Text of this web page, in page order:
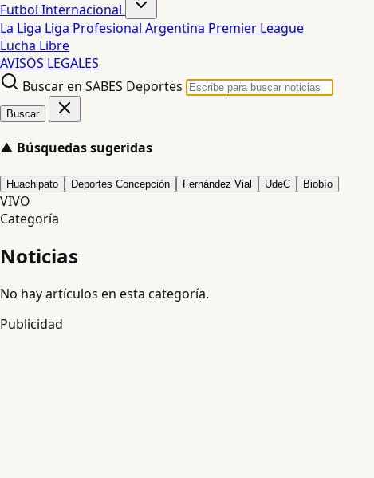
Futbol Internacional
La Liga Liga Profesional Argentina Premier League
Lucha Libre
AVISOS LEGALES
Buscar en SABES Deportes
Buscar
▲ Búsquedas sugeridas
Huachipato Deportes Concepción Fernández Vial UdeC Biobío
VIVO
Categoría
Noticias
No hay artículos en esta categoría.
Publicidad